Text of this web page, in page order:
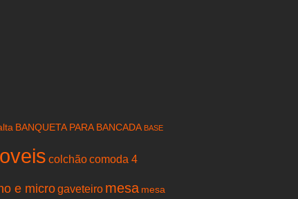
BANQUETA PARA BANCADA BASE
colchãocomoda 4
e microgaveteiro mesa mesa